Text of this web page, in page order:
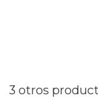
3 otros